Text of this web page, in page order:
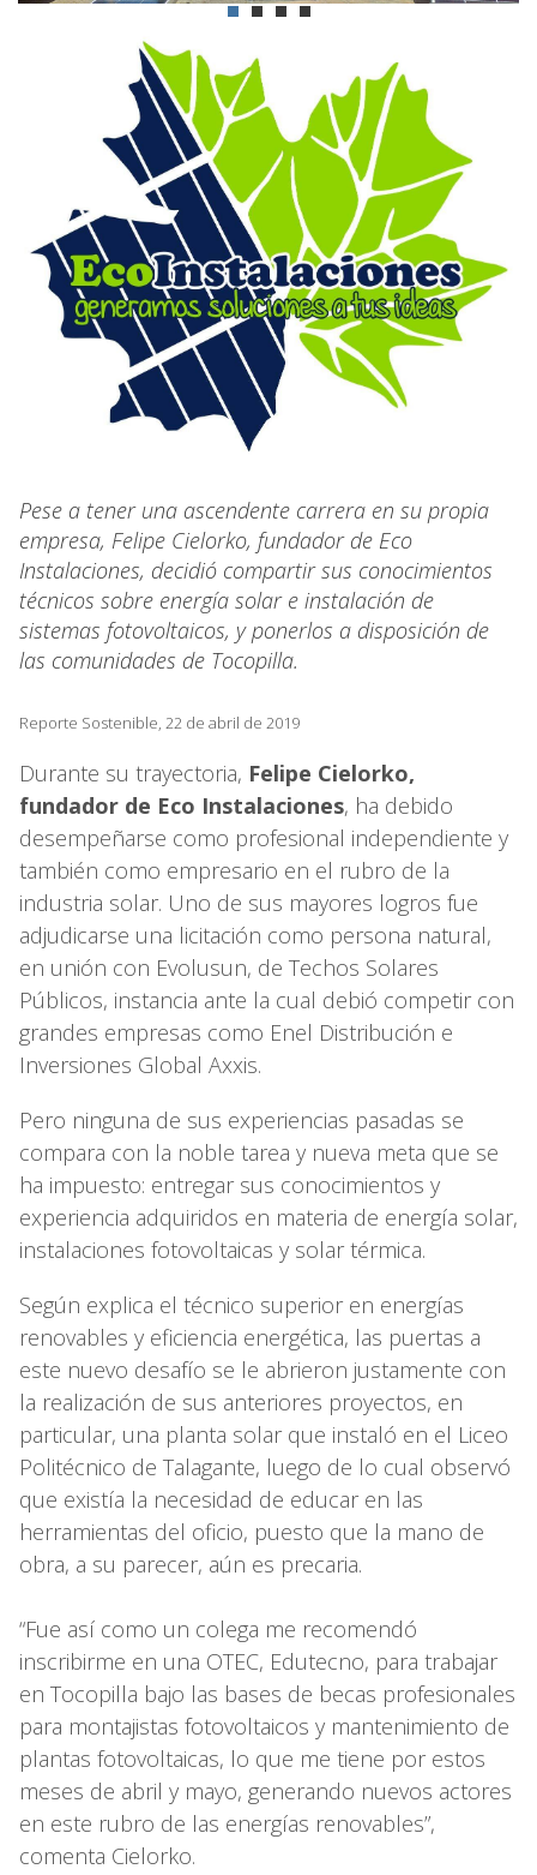
Pese a tener una ascendente carrera en su propia
empresa, Felipe Cielorko, fundador de Eco
Instalaciones, decidió compartir sus conocimientos
técnicos sobre energía solar e instalación de
sistemas fotovoltaicos, y ponerlos a disposición de
las comunidades de Tocopilla.
Reporte Sostenible, 22 de abril de 2019
Durante su trayectoria, Felipe Cielorko,
fundador de Eco Instalaciones, ha debido
desempeñarse como profesional independiente y
también como empresario en el rubro de la
industria solar. Uno de sus mayores logros fue
adjudicarse una licitación como persona natural,
en unión con Evolusun, de Techos Solares
Públicos, instancia ante la cual debió competir con
grandes empresas como Enel Distribución e
Inversiones Global Axxis.
Pero ninguna de sus experiencias pasadas se
compara con la noble tarea y nueva meta que se
ha impuesto: entregar sus conocimientos y
experiencia adquiridos en materia de energía solar,
instalaciones fotovoltaicas y solar térmica.
Según explica el técnico superior en energías
renovables y eficiencia energética, las puertas a
este nuevo desafío se le abrieron justamente con
la realización de sus anteriores proyectos, en
particular, una planta solar que instaló en el Liceo
Politécnico de Talagante, luego de lo cual observó
que existía la necesidad de educar en las
herramientas del oficio, puesto que la mano de
obra, a su parecer, aún es precaria.
​​​​​​​“Fue así como un colega me recomendó
inscribirme en una OTEC, Edutecno, para trabajar
en Tocopilla bajo las bases de becas profesionales
para montajistas fotovoltaicos y mantenimiento de
plantas fotovoltaicas, lo que me tiene por estos
meses de abril y mayo, generando nuevos actores
en este rubro de las energías renovables”,
comenta Cielorko.